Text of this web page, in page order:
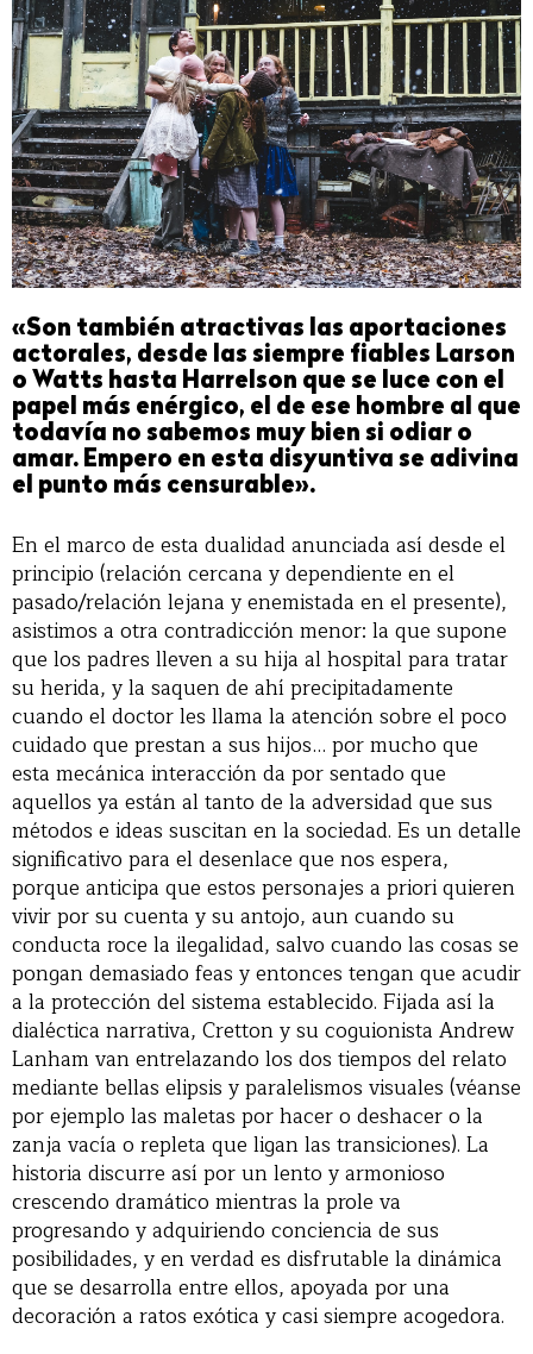
«Son también atractivas las aportaciones
actorales, desde las siempre fiables Larson
o Watts hasta Harrelson que se luce con el
papel más enérgico, el de ese hombre al que
todavía no sabemos muy bien si odiar o
amar. Empero en esta disyuntiva se adivina
el punto más censurable».
En el marco de esta dualidad anunciada así desde el
principio (relación cercana y dependiente en el
pasado/relación lejana y enemistada en el presente),
asistimos a otra contradicción menor: la que supone
que los padres lleven a su hija al hospital para tratar
su herida, y la saquen de ahí precipitadamente
cuando el doctor les llama la atención sobre el poco
cuidado que prestan a sus hijos… por mucho que
esta mecánica interacción da por sentado que
aquellos ya están al tanto de la adversidad que sus
métodos e ideas suscitan en la sociedad. Es un detalle
significativo para el desenlace que nos espera,
porque anticipa que estos personajes a priori quieren
vivir por su cuenta y su antojo, aun cuando su
conducta roce la ilegalidad, salvo cuando las cosas se
pongan demasiado feas y entonces tengan que acudir
a la protección del sistema establecido. Fijada así la
dialéctica narrativa, Cretton y su coguionista Andrew
Lanham van entrelazando los dos tiempos del relato
mediante bellas elipsis y paralelismos visuales (véanse
por ejemplo las maletas por hacer o deshacer o la
zanja vacía o repleta que ligan las transiciones). La
historia discurre así por un lento y armonioso
crescendo dramático mientras la prole va
progresando y adquiriendo conciencia de sus
posibilidades, y en verdad es disfrutable la dinámica
que se desarrolla entre ellos, apoyada por una
decoración a ratos exótica y casi siempre acogedora.